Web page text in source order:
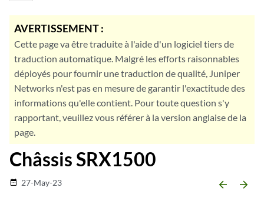
AVERTISSEMENT :
Cette page va être traduite à l'aide d'un logiciel tiers de
traduction automatique. Malgré les efforts raisonnables
déployés pour fournir une traduction de qualité, Juniper
Networks n'est pas en mesure de garantir l'exactitude des
informations qu'elle contient. Pour toute question s'y
rapportant, veuillez vous référer à la version anglaise de la
page.
Châssis SRX1500
date_range 27-May-23 arrow_backward arrow_forward